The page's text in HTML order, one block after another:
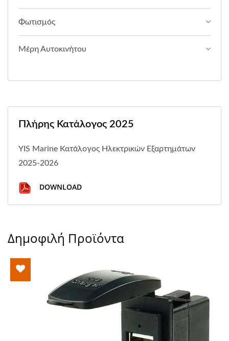
Φωτισμός
Μέρη Αυτοκινήτου
Πλήρης Κατάλογος 2025
YIS Marine Κατάλογος Ηλεκτρικών Εξαρτημάτων
2025-2026
DOWNLOAD
Δημοφιλή Προϊόντα